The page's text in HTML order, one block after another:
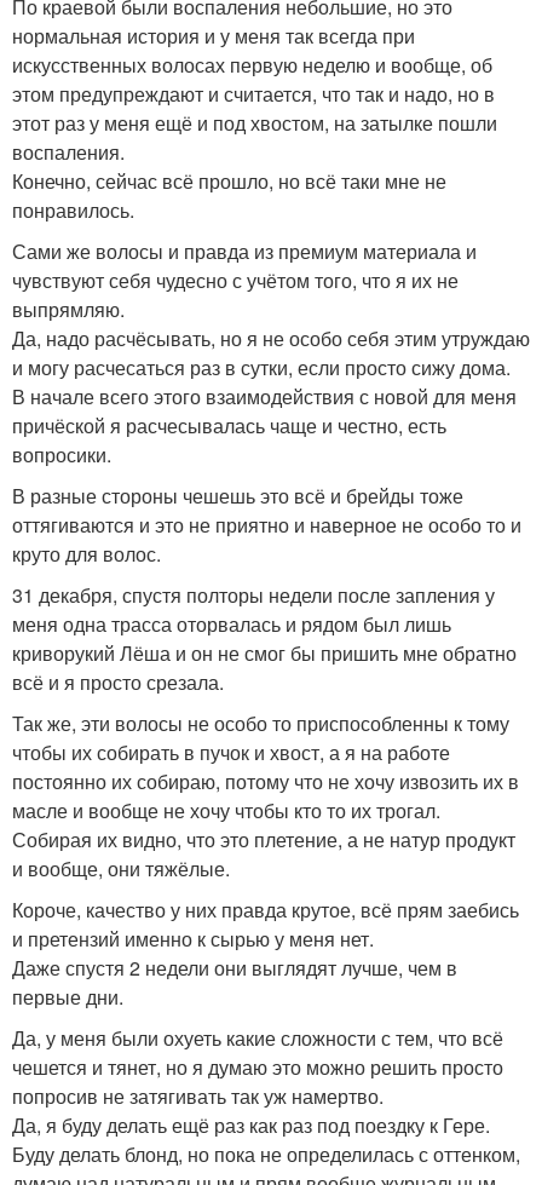
По краевой были воспаления небольшие, но это
нормальная история и у меня так всегда при
искусственных волосах первую неделю и вообще, об
этом предупреждают и считается, что так и надо, но в
этот раз у меня ещё и под хвостом, на затылке пошли
воспаления.
Конечно, сейчас всё прошло, но всё таки мне не
понравилось.
Сами же волосы и правда из премиум материала и
чувствуют себя чудесно с учётом того, что я их не
выпрямляю.
Да, надо расчёсывать, но я не особо себя этим утруждаю
и могу расчесаться раз в сутки, если просто сижу дома.
В начале всего этого взаимодействия с новой для меня
причёской я расчесывалась чаще и честно, есть
вопросики.
В разные стороны чешешь это всё и брейды тоже
оттягиваются и это не приятно и наверное не особо то и
круто для волос.
31 декабря, спустя полторы недели после запления у
меня одна трасса оторвалась и рядом был лишь
криворукий Лёша и он не смог бы пришить мне обратно
всё и я просто срезала.
Так же, эти волосы не особо то приспособленны к тому
чтобы их собирать в пучок и хвост, а я на работе
постоянно их собираю, потому что не хочу извозить их в
масле и вообще не хочу чтобы кто то их трогал.
Собирая их видно, что это плетение, а не натур продукт
и вообще, они тяжёлые.
Короче, качество у них правда крутое, всё прям заебись
и претензий именно к сырью у меня нет.
Даже спустя 2 недели они выглядят лучше, чем в
первые дни.
Да, у меня были охуеть какие сложности с тем, что всё
чешется и тянет, но я думаю это можно решить просто
попросив не затягивать так уж намертво.
Да, я буду делать ещё раз как раз под поездку к Гере.
Буду делать блонд, но пока не определилась с оттенком,